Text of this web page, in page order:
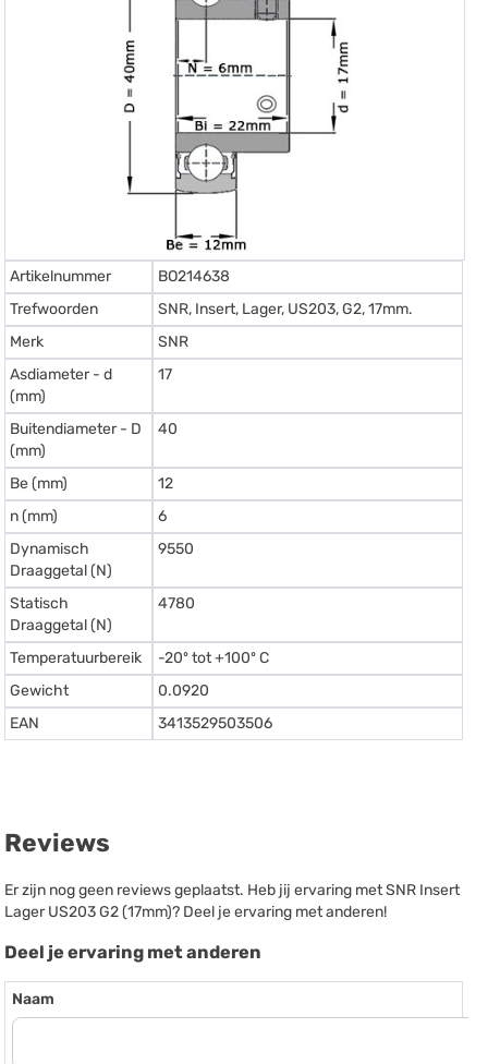
Artikelnummer
BO214638
Trefwoorden
SNR, Insert, Lager, US203, G2, 17mm.
Merk
SNR
Asdiameter - d
(mm)
17
Buitendiameter - D
(mm)
40
Be (mm)
12
n (mm)
6
Dynamisch
Draaggetal (N)
9550
Statisch
Draaggetal (N)
4780
Temperatuurbereik
-20º tot +100º C
Gewicht
0.0920
EAN
3413529503506
Reviews
Er zijn nog geen reviews geplaatst. Heb jij ervaring met SNR Insert
Lager US203 G2 (17mm)? Deel je ervaring met anderen!
Deel je ervaring met anderen
Naam